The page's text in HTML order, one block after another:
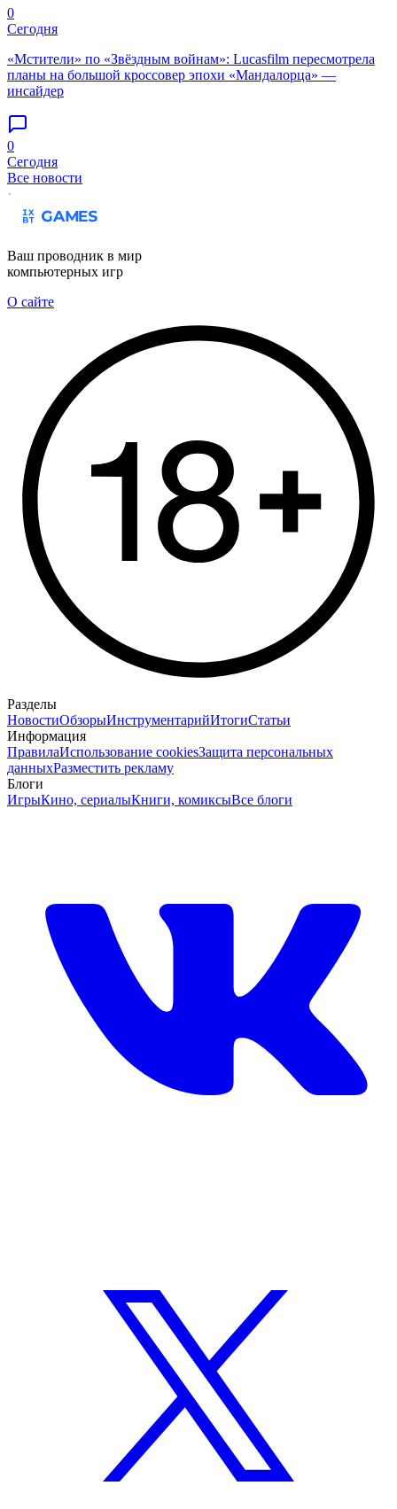
0
Сегодня
«Мстители» по «Звёздным войнам»: Lucasfilm пересмотрела
планы на большой кроссовер эпохи «Мандалорца» —
инсайдер
0
Сегодня
Все новости
Ваш проводник в мир
компьютерных игр
О сайте
Разделы
НовостиОбзорыИнструментарийИтогиСтатьи
Информация
ПравилаИспользование cookiesЗащита персональных
данныхРазместить рекламу
Блоги
ИгрыКино, сериалыКниги, комиксыВсе блоги